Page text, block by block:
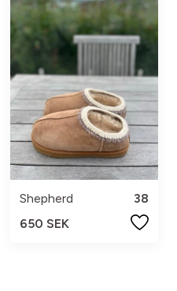
Shepherd
38
650 SEK